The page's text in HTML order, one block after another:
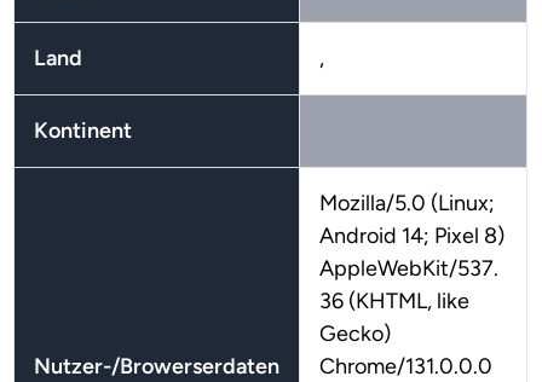
Land ,
Kontinent
Nutzer-/Browerserdaten
Mozilla/5.0 (Linux;
Android 14; Pixel 8)
AppleWebKit/537.
36 (KHTML, like
Gecko)
Chrome/131.0.0.0